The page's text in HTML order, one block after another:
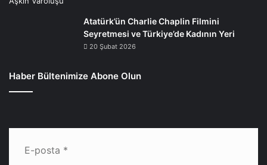
Atatürk’ün Charlie Chaplin Filmini
Seyretmesi ve Türkiye’de Kadının Yeri
20 Şubat 2026
Haber Bültenimize Abone Olun